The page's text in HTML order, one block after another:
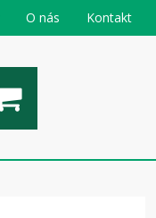
O nás Kontakt